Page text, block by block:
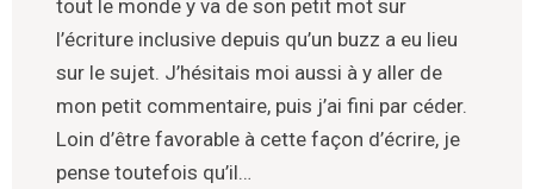
tout le monde y va de son petit mot sur
l’écriture inclusive depuis qu’un buzz a eu lieu
sur le sujet. J’hésitais moi aussi à y aller de
mon petit commentaire, puis j’ai fini par céder.
Loin d’être favorable à cette façon d’écrire, je
pense toutefois qu’il…